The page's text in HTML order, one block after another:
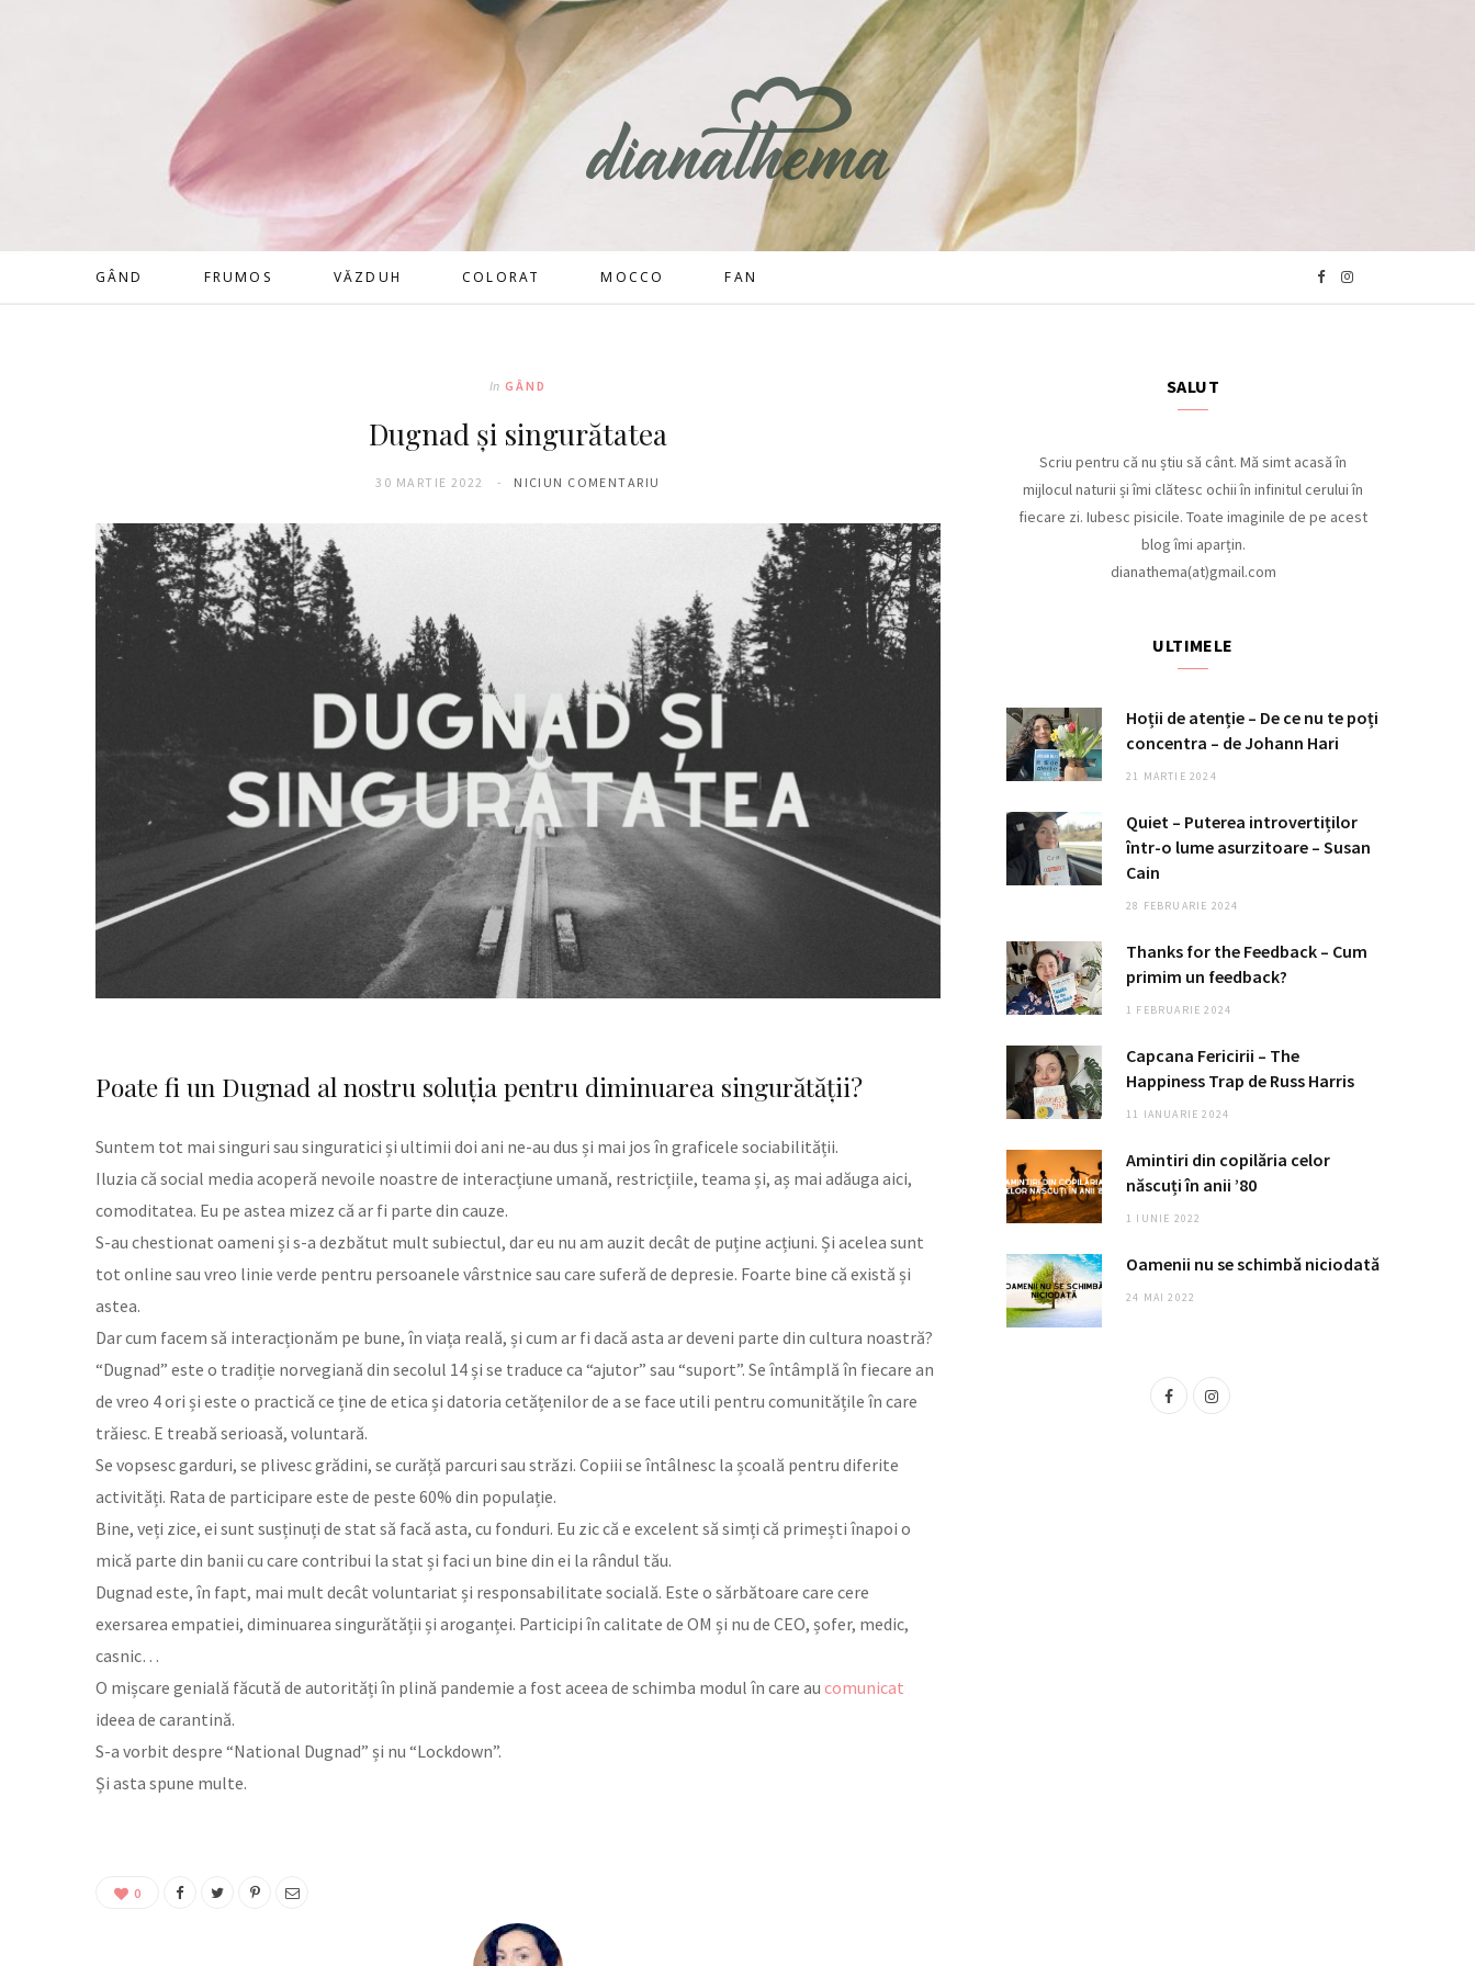
F
b
I
a
GÂND FRUMOS VĂZDUH COLORAT MOCCO FAN
In GÂND
Dugnad și singurătatea
30 MARTIE 2022 NICIUN COMENTARIU
Poate fi un Dugnad al nostru soluția pentru diminuarea singurătății?
Suntem tot mai singuri sau singuratici și ultimii doi ani ne-au dus și mai jos în graficele sociabilității.
Iluzia că social media acoperă nevoile noastre de interacțiune umană, restricțiile, teama și, aș mai adăuga aici,
comoditatea. Eu pe astea mizez că ar fi parte din cauze.
S-au chestionat oameni și s-a dezbătut mult subiectul, dar eu nu am auzit decât de puține acțiuni. Și acelea sunt
tot online sau vreo linie verde pentru persoanele vârstnice sau care suferă de depresie. Foarte bine că există și
astea.
Dar cum facem să interacționăm pe bune, în viața reală, și cum ar fi dacă asta ar deveni parte din cultura noastră?
“Dugnad” este o tradiție norvegiană din secolul 14 și se traduce ca “ajutor” sau “suport”. Se întâmplă în fiecare an
de vreo 4 ori și este o practică ce ține de etica și datoria cetățenilor de a se face utili pentru comunitățile în care
trăiesc. E treabă serioasă, voluntară.
Se vopsesc garduri, se plivesc grădini, se curăță parcuri sau străzi. Copiii se întâlnesc la școală pentru diferite
activități. Rata de participare este de peste 60% din populație.
Bine, veți zice, ei sunt susținuți de stat să facă asta, cu fonduri. Eu zic că e excelent să simți că primești înapoi o
mică parte din banii cu care contribui la stat și faci un bine din ei la rândul tău.
Dugnad este, în fapt, mai mult decât voluntariat și responsabilitate socială. Este o sărbătoare care cere
exersarea empatiei, diminuarea singurătății și aroganței. Participi în calitate de OM și nu de CEO, șofer, medic,
casnic…
O mișcare genială făcută de autorități în plină pandemie a fost aceea de schimba modul în care au comunicat
ideea de carantină.
S-a vorbit despre “National Dugnad” și nu “Lockdown”.
Și asta spune multe.
0
SALUT
Scriu pentru că nu știu să cânt. Mă simt acasă în
mijlocul naturii și îmi clătesc ochii în infinitul cerului în
fiecare zi. Iubesc pisicile. Toate imaginile de pe acest
blog îmi aparțin.
dianathema(at)gmail.com
ULTIMELE
Hoții de atenție – De ce nu te poți
concentra – de Johann Hari
21 MARTIE 2024
Quiet – Puterea introvertiților
într-o lume asurzitoare – Susan
Cain
28 FEBRUARIE 2024
Thanks for the Feedback – Cum
primim un feedback?
1 FEBRUARIE 2024
Capcana Fericirii – The
Happiness Trap de Russ Harris
11 IANUARIE 2024
Amintiri din copilăria celor
născuți în anii ’80
1 IUNIE 2022
Oamenii nu se schimbă niciodată
24 MAI 2022
F
I